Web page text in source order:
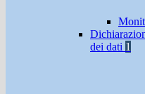
dei dati 1